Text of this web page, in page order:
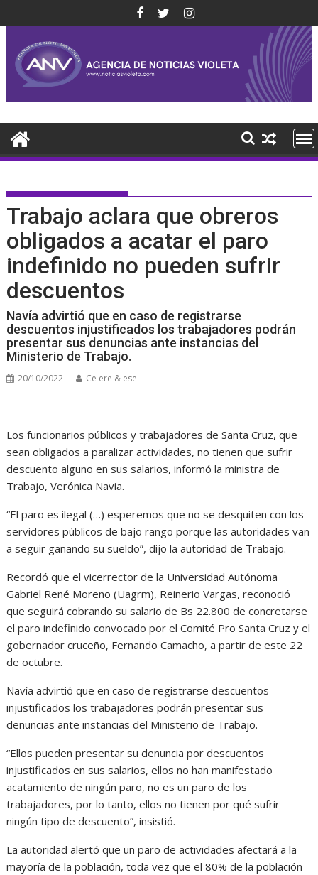
al
contenido
Trabajo aclara que obreros
obligados a acatar el paro
indefinido no pueden sufrir
descuentos
Navía advirtió que en caso de registrarse
descuentos injustificados los trabajadores podrán
presentar sus denuncias ante instancias del
Ministerio de Trabajo.
20/10/2022 Ce ere & ese
Los funcionarios públicos y trabajadores de Santa Cruz, que
sean obligados a paralizar actividades, no tienen que sufrir
descuento alguno en sus salarios, informó la ministra de
Trabajo, Verónica Navia.
“El paro es ilegal (…) esperemos que no se desquiten con los
servidores públicos de bajo rango porque las autoridades van
a seguir ganando su sueldo”, dijo la autoridad de Trabajo.
Recordó que el vicerrector de la Universidad Autónoma
Gabriel René Moreno (Uagrm), Reinerio Vargas, reconoció
que seguirá cobrando su salario de Bs 22.800 de concretarse
el paro indefinido convocado por el Comité Pro Santa Cruz y el
gobernador cruceño, Fernando Camacho, a partir de este 22
de octubre.
Navía advirtió que en caso de registrarse descuentos
injustificados los trabajadores podrán presentar sus
denuncias ante instancias del Ministerio de Trabajo.
“Ellos pueden presentar su denuncia por descuentos
injustificados en sus salarios, ellos no han manifestado
acatamiento de ningún paro, no es un paro de los
trabajadores, por lo tanto, ellos no tienen por qué sufrir
ningún tipo de descuento”, insistió.
La autoridad alertó que un paro de actividades afectará a la
mayoría de la población, toda vez que el 80% de la población